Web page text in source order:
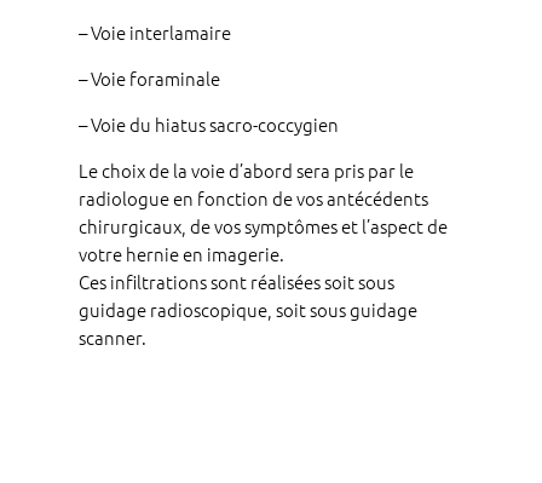
– Voie interlamaire
– Voie foraminale
– Voie du hiatus sacro-coccygien
Le choix de la voie d’abord sera pris par le
radiologue en fonction de vos antécédents
chirurgicaux, de vos symptômes et l’aspect de
votre hernie en imagerie.
Ces infiltrations sont réalisées soit sous
guidage radioscopique, soit sous guidage
scanner.